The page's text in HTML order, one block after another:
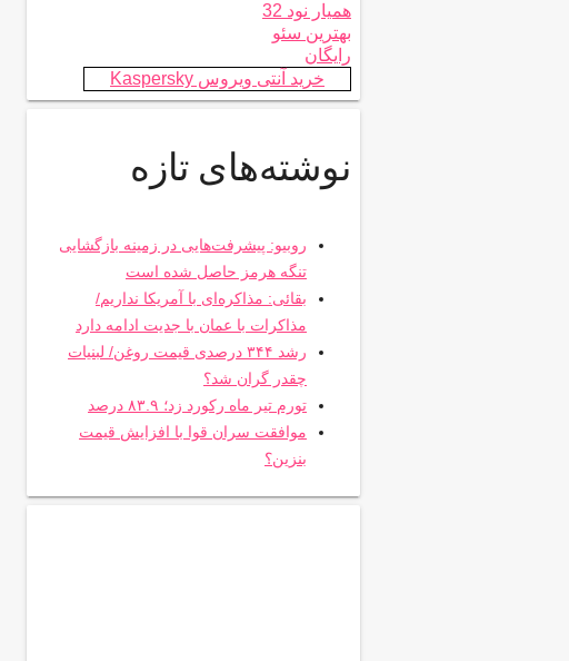
همیار نود 32
بهترین سئو
رایگان
خرید آنتی ویروس Kaspersky
نوشته‌های تازه
روبیو: پیشرفت‌هایی در زمینه بازگشایی
تنگه هرمز حاصل شده است
بقائی: مذاکره‌ای با آمریکا نداریم/
مذاکرات با عمان با جدیت ادامه دارد
رشد ۳۴۴ درصدی قیمت روغن/ لبنیات
چقدر گران شد؟
تورم تیر ماه رکورد زد؛ ۸۳.۹ درصد
موافقت سران قوا با افزایش قیمت
بنزین؟